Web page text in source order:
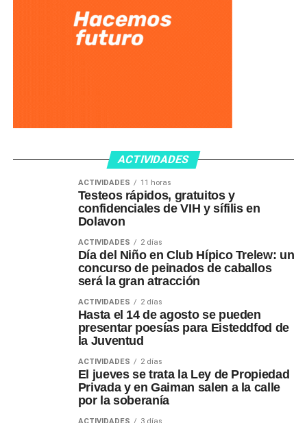
ACTIVIDADES
ACTIVIDADES 11 horas
Testeos rápidos, gratuitos y
confidenciales de VIH y sífilis en
Dolavon
ACTIVIDADES 2 días
Día del Niño en Club Hípico Trelew: un
concurso de peinados de caballos
será la gran atracción
ACTIVIDADES 2 días
Hasta el 14 de agosto se pueden
presentar poesías para Eisteddfod de
la Juventud
ACTIVIDADES 2 días
El jueves se trata la Ley de Propiedad
Privada y en Gaiman salen a la calle
por la soberanía